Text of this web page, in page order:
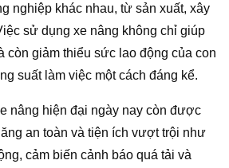
nghiệp khác nhau, từ sản xuất, xây
sử dụng xe nâng không chỉ giúp
còn giảm thiểu sức lao động của con
suất làm việc một cách đáng kể.
nâng hiện đại ngày nay còn được
an toàn và tiện ích vượt trội như
cảm biến cảnh báo quá tải và